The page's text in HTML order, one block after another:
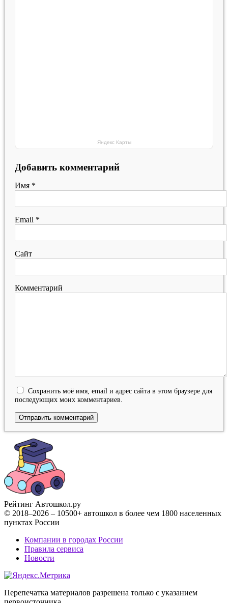
Яндекс Карты
Добавить комментарий
Имя *
Email *
Сайт
Комментарий
Сохранить моё имя, email и адрес сайта в этом браузере для
последующих моих комментариев.
Рейтинг Автошкол.ру
© 2018–2026 – 10500+ автошкол в более чем 1800 населенных
пунктах России
Компании в городах России
Правила сервиса
Новости
Перепечатка материалов разрешена только с указанием